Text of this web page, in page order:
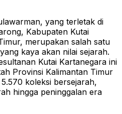
yang terletak di
Kabupaten Kutai
merupakan salah satu
kaya akan nilai sejarah.
Kutai Kartanegara ini
Provinsi Kalimantan Timur
koleksi bersejarah,
hingga peninggalan era